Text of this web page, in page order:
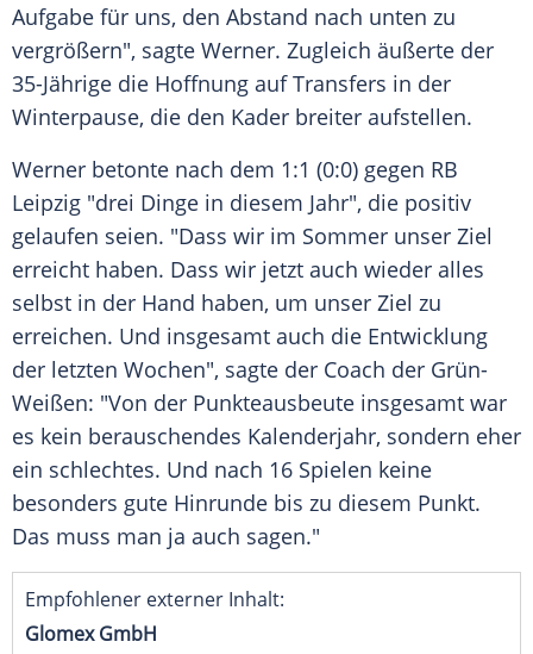
Aufgabe für uns, den Abstand nach unten zu
vergrößern", sagte Werner. Zugleich äußerte der
35-Jährige die Hoffnung aufTransfers in der
Winterpause, die den Kader breiter aufstellen.
Werner betonte nach dem 1:1 (0:0) gegen RB
Leipzig "drei Dinge in diesem Jahr", die positiv
gelaufen seien. "Dass wir im Sommer unser Ziel
erreicht haben. Dass wir jetzt auch wieder alles
selbst in der Hand haben, um unser Ziel zu
erreichen. Und insgesamt auch die Entwicklung
der letzten Wochen", sagte der Coach der Grün-
Weißen: "Von der Punkteausbeute insgesamt war
es kein berauschendes Kalenderjahr, sondern eher
ein schlechtes. Und nach 16 Spielen keine
besonders gute Hinrunde bis zu diesem Punkt.
Das muss man ja auch sagen."
Empfohlener externer Inhalt:
Glomex GmbH